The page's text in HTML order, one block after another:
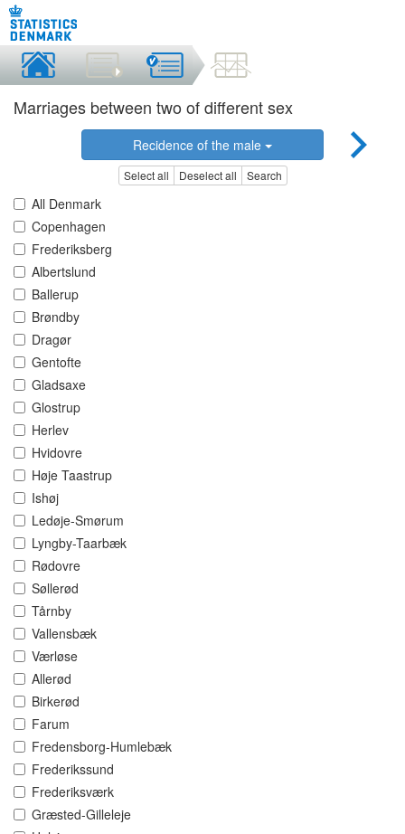
Marriages between two of different sex
Recidence of the male
Select all Deselect all Search
All Denmark
Copenhagen
Frederiksberg
Albertslund
Ballerup
Brøndby
Dragør
Gentofte
Gladsaxe
Glostrup
Herlev
Hvidovre
Høje Taastrup
Ishøj
Ledøje-Smørum
Lyngby-Taarbæk
Rødovre
Søllerød
Tårnby
Vallensbæk
Værløse
Allerød
Birkerød
Farum
Fredensborg-Humlebæk
Frederikssund
Frederiksværk
Græsted-Gilleleje